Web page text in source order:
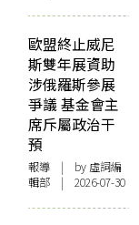
歐盟終止威尼
斯雙年展資助
涉俄羅斯參展
爭議 基金會主
席斥屬政治干
預
報導 | by 虛詞編
輯部 | 2026-07-30